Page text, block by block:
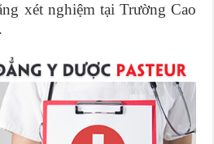
xét nghiệm tại Trường Cao